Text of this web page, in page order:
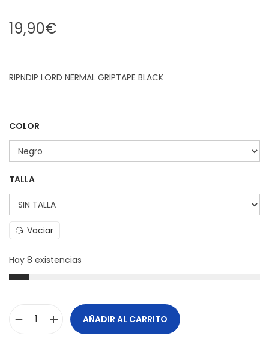
19,90€
RIPNDIP LORD NERMAL GRIPTAPE BLACK
COLOR
TALLA
Vaciar
Hay 8 existencias
AÑADIR AL CARRITO